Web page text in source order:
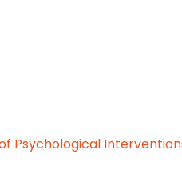
Psychological